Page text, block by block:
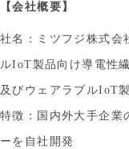
【会社概要】
社名：ミツフジ株式会
ルIoT製品向け導電
及びウェアラブルIoT
特徴：国内外大手企業
ーを自社開発